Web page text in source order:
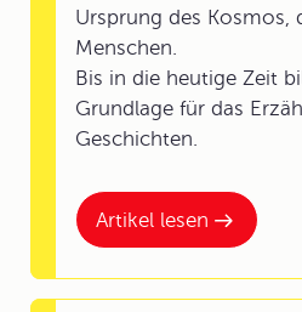
Artikel lesen
Ursprung des Kosmos,
Menschen.
Bis in die heutige Zeit
Grundlage für das
Geschichten.